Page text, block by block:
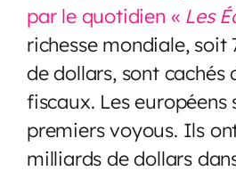
par le quotidien « Les
richesse mondiale, soit
de dollars, sont cachés
fiscaux. Les européens
premiers voyous. Ils
milliards de dollars